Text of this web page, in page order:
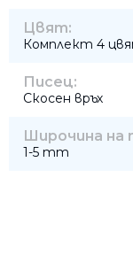
Цвят:
Комплект 4
Писец:
Скосен връх
Широчина на
1-5 mm